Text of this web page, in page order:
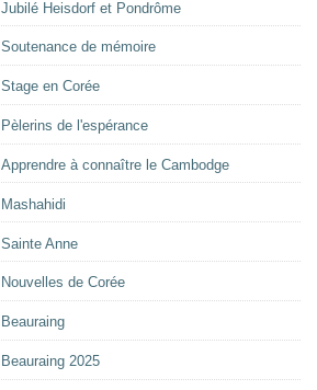
Jubilé Heisdorf et Pondrôme
Soutenance de mémoire
Stage en Corée
Pèlerins de l'espérance
Apprendre à connaître le Cambodge
Mashahidi
Sainte Anne
Nouvelles de Corée
Beauraing
Beauraing 2025